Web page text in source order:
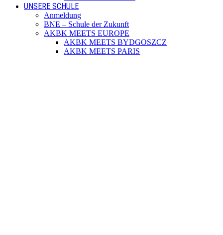
UNSERE SCHULE
Anmeldung
BNE – Schule der Zukunft
AKBK MEETS EUROPE
AKBK MEETS BYDGOSZCZ
AKBK MEETS PARIS